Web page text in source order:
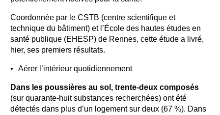
Coordonnée par le CSTB (centre scientifique et
technique du bâtiment) et l’École des hautes études en
santé publique (EHESP) de Rennes, cette étude a livré,
hier, ses premiers résultats.
Aérer l’intérieur quotidiennement
Dans les poussières au sol, trente-deux composés
(sur quarante-huit substances recherchées) ont été
détectés dans plus d’un logement sur deux (67 %). Dans